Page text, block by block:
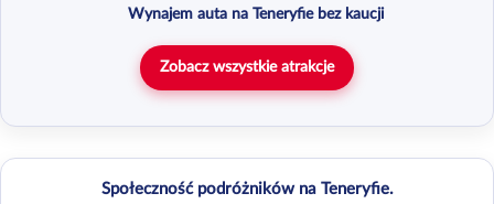
Wynajem auta na Teneryfie bez kaucji
Zobacz wszystkie atrakcje
Społeczność podróżników na Teneryfie.